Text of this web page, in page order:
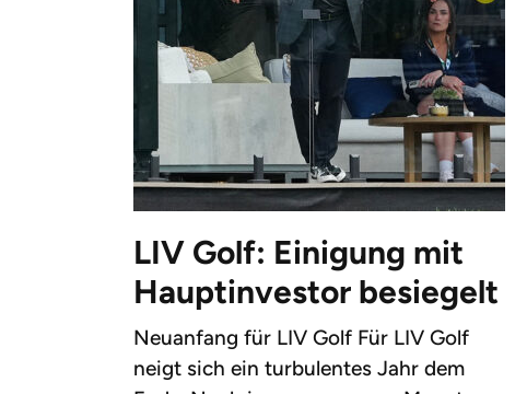
LIV Golf: Einigung mit
Hauptinvestor besiegelt
Neuanfang für LIV Golf Für LIV Golf
neigt sich ein turbulentes Jahr dem